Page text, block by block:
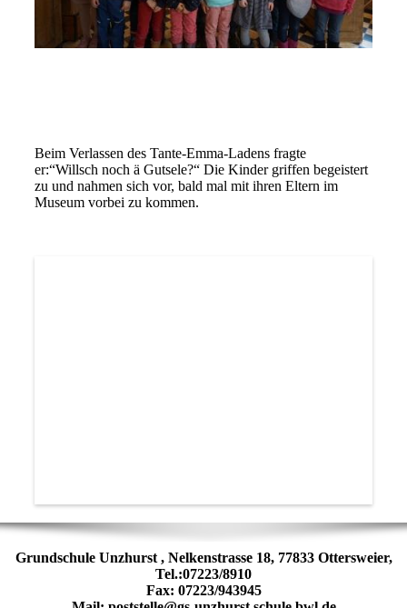
Beim Verlassen des Tante-Emma-Ladens fragte
er:“Willsch noch ä Gutsele?“ Die Kinder griffen begeistert
zu und nahmen sich vor, bald mal mit ihren Eltern im
Museum vorbei zu kommen.
Grundschule Unzhurst , Nelkenstrasse 18, 77833 Ottersweier,
Tel.:07223/8910
Fax: 07223/943945